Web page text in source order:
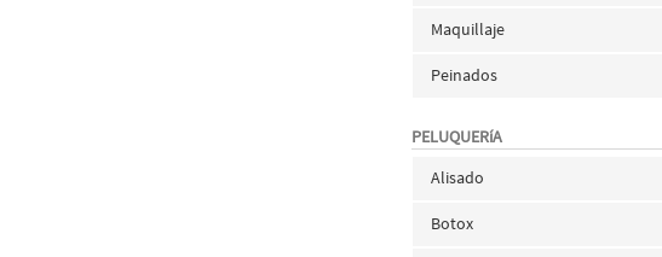
Maquillaje
Peinados
PELUQUERíA
Alisado
Botox